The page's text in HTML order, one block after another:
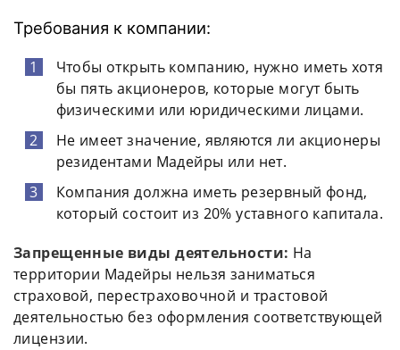
Требования к компании:
Чтобы открыть компанию, нужно иметь хотя
бы пять акционеров, которые могут быть
физическими или юридическими лицами.
Не имеет значение, являются ли акционеры
резидентами Мадейры или нет.
Компания должна иметь резервный фонд,
который состоит из 20% уставного капитала.
Запрещенные виды деятельности: На
территории Мадейры нельзя заниматься
страховой, перестраховочной и трастовой
деятельностью без оформления соответствующей
лицензии.